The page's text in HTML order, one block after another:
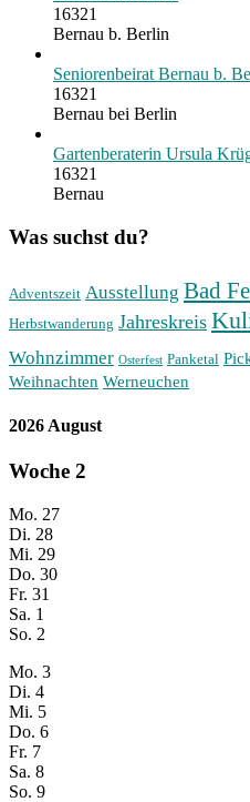
16321
Bernau b. Berlin
Seniorenbeirat Bernau b.
16321
Bernau bei Berlin
Gartenberaterin Ursula
16321
Bernau
Was suchst du?
Adventszeit Ausstellung Bad
Herbstwanderung Jahreskreis
Wohnzimmer Osterfest Panketal
Weihnachten Werneuchen
2026 August
Woche 2
Mo. 27
Di. 28
Mi. 29
Do. 30
Fr. 31
Sa. 1
So. 2
Mo. 3
Di. 4
Mi. 5
Do. 6
Fr. 7
Sa. 8
So. 9